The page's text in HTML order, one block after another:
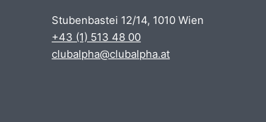
Stubenbastei 12/14, 1010 Wien
+43 (1) 513 48 00
clubalpha@clubalpha.at